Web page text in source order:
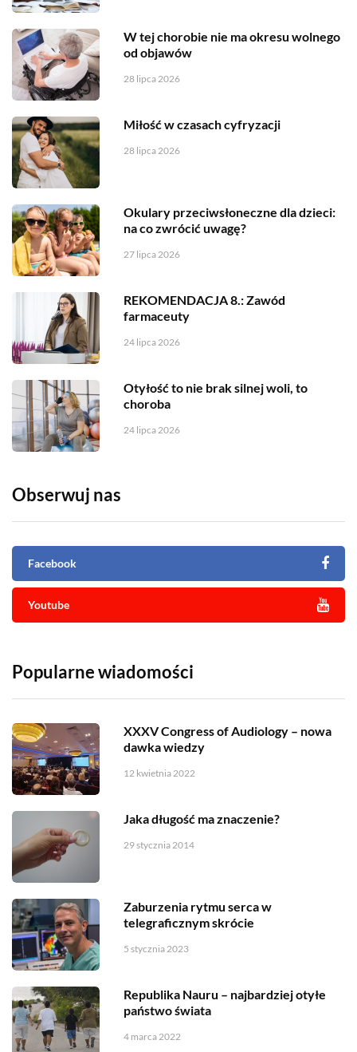
W tej chorobie nie ma okresu wolnego
od objawów
28 lipca 2026
Miłość w czasach cyfryzacji
28 lipca 2026
Okulary przeciwsłoneczne dla dzieci:
na co zwrócić uwagę?
27 lipca 2026
REKOMENDACJA 8.: Zawód
farmaceuty
24 lipca 2026
Otyłość to nie brak silnej woli, to
choroba
24 lipca 2026
Obserwuj nas
Facebook
Youtube
Popularne wiadomości
XXXV Congress of Audiology – nowa
dawka wiedzy
12 kwietnia 2022
Jaka długość ma znaczenie?
29 stycznia 2014
Zaburzenia rytmu serca w
telegraficznym skrócie
5 stycznia 2023
Republika Nauru – najbardziej otyłe
państwo świata
4 marca 2022